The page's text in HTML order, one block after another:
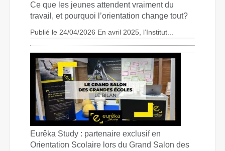
Ce que les jeunes attendent vraiment du
travail, et pourquoi l’orientation change tout?
Publié le 24/04/2026 En avril 2025, l’Institut...
Eurêka Study : partenaire exclusif en
Orientation Scolaire lors du Grand Salon des